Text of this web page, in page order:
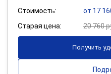
Стоимость:
от 17
Старая цена:
20 760
Получить